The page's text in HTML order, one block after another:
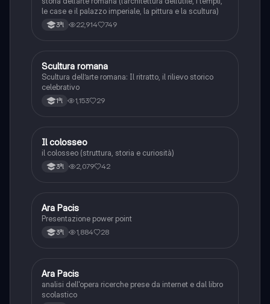
le case e il palazzo imperiale, la pittura e la scultura)
3ªl 22,914 749
Storia dell'arte
Scultura romana
Scultura dell’arte romana: Il ritratto, il rilievo storico
celebrativo
1ªl 1,153 29
Storia dell'arte
Il colosseo
il colosseo (struttura, storia e curiosità)
3ªl 2,079 42
Storia dell'arte
Ara Pacis
Presentazione power point
3ªl 1,884 28
Storia dell'arte
Ara Pacis
analisi dell'opera ricerche prese da internet e dal libro
scolastico